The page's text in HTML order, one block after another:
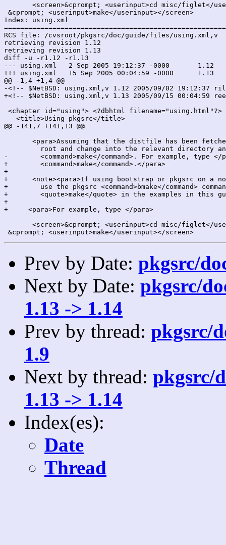
<screen>&cprompt; <userinput>cd misc/figlet</
&cprompt; <userinput>make</userinput></screen>
Index: using.xml
RCS file: /cvsroot/pkgsrc/doc/guide/files/using.xml,v
retrieving revision 1.12
retrieving revision 1.13
diff -u -r1.12 -r1.13
--- using.xml	2 Sep 2005 19:12:37 -0000	1.12
+++ using.xml	15 Sep 2005 00:04:59 -0000	1.13
@@ -1,4 +1,4 @@
-<!-- $NetBSD: using.xml,v 1.12 2005/09/02 19:12:37
+<!-- $NetBSD: using.xml,v 1.13 2005/09/15 00:04:59
<chapter id="using"> <?dbhtml filename="using.html"?>
   <title>Using pkgsrc</title>
@@ -141,7 +141,13 @@
<para>Assuming that the distfile has been
root and change into the relevant directory
-        <command>make</command>. For example, type </
+        <command>make</command>.</para>
+
+      <note><para>If using bootstrap or pkgsrc on a
+        use the pkgsrc <command>bmake</command>
+        <quote>make</quote> in the examples in this
+
+     <para>For example, type </para>
<screen>&cprompt; <userinput>cd misc/figlet</
Prev by Date: pkgsrc/
Next by Date: pkgsrc/
1.13 -> 1.14
Prev by thread: pkgsrc/
1.9
Next by thread: pkgsrc/
1.13 -> 1.14
Index(es):
Date
Thread